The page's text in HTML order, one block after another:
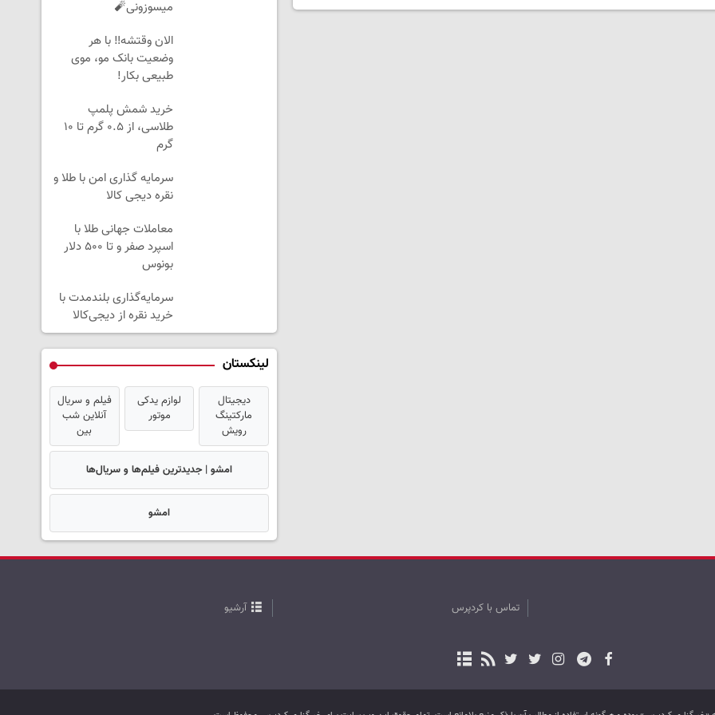
میسوزونی🧨
الان وقتشه‼️ با هر
وضعیت بانک مو، موی
طبیعی بکار!
خرید شمش پلمپ
طلاسی، از ۰.۵ گرم تا ۱۰
گرم
سرمایه گذاری امن با طلا و
نقره دیجی کالا
معاملات جهانی طلا با
اسپرد صفر و تا ۵۰۰ دلار
بونوس
سرمایه‌گذاری بلندمدت با
خرید نقره از دیجی‌کالا
لینکستان
دیجیتال
مارکتینگ
رویش
لوازم یدکی
موتور
فیلم و سریال
آنلاین شب
بین
امشو | جدیدترین فیلم‌ها و سریال‌ها
امشو
تماس با کردپرس آرشیو